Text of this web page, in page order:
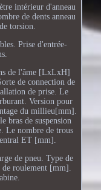
intérieur d'anneau
de dents anneau
torsion.
Prise d'entrée-
de l'âme [LxLxH]
de connection de
de prise. Le
Version pour
du millieu[mm].
bras de suspension
Le nombre de trous
ET [mm].
de pneu. Type de
de roulement [mm].